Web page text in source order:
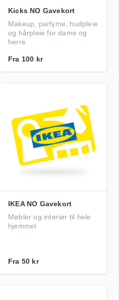
Kicks NO Gavekort
Makeup, parfyme, hudpleie
og hårpleie for dame og
herre
Fra 100 kr
IKEA NO Gavekort
Møbler og interiør til hele
hjemmet
Fra 50 kr